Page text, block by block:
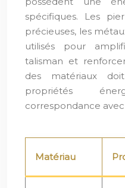
spécifiques. Les
précieuses, les
utilisés pour
talisman et
des matériaux
propriétés
correspondance avec
Matériau